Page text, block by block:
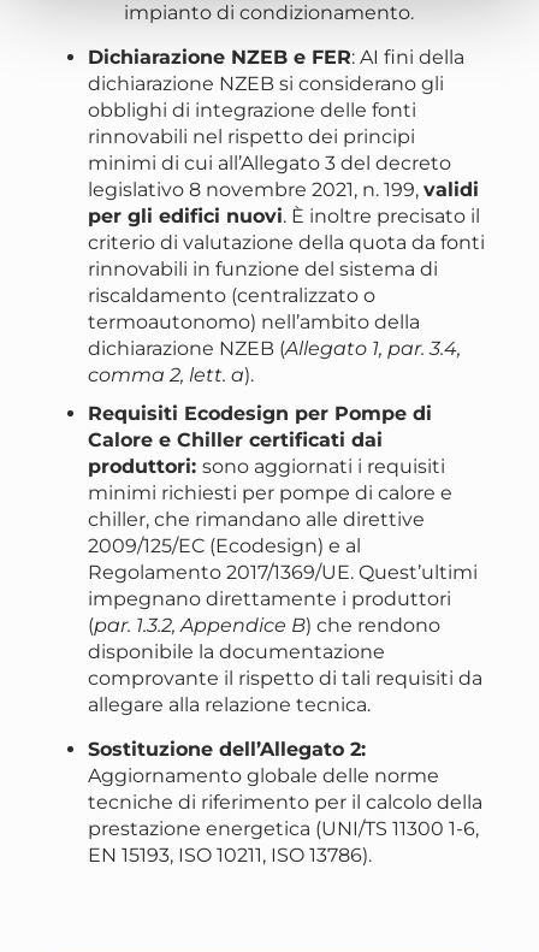
impianto di condizionamento.
Dichiarazione NZEB e FER: AI fini della
dichiarazione NZEB si considerano gli
obblighi di integrazione delle fonti
rinnovabili nel rispetto dei principi
minimi di cui all’Allegato 3 del decreto
legislativo 8 novembre 2021, n. 199, validi
per gli edifici nuovi. È inoltre precisato il
criterio di valutazione della quota da fonti
rinnovabili in funzione del sistema di
riscaldamento (centralizzato o
termoautonomo) nell’ambito della
dichiarazione NZEB (Allegato 1, par. 3.4,
comma 2, lett. a).
Requisiti Ecodesign per Pompe di
Calore e Chiller certificati dai
produttori: sono aggiornati i requisiti
minimi richiesti per pompe di calore e
chiller, che rimandano alle direttive
2009/125/EC (Ecodesign) e al
Regolamento 2017/1369/UE. Quest’ultimi
impegnano direttamente i produttori
(par. 1.3.2, Appendice B) che rendono
disponibile la documentazione
comprovante il rispetto di tali requisiti da
allegare alla relazione tecnica.
Sostituzione dell’Allegato 2:
Aggiornamento globale delle norme
tecniche di riferimento per il calcolo della
prestazione energetica (UNI/TS 11300 1-6,
EN 15193, ISO 10211, ISO 13786).